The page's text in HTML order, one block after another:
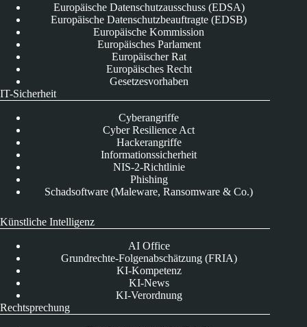
Europäische Datenschutzausschuss (EDSA)
Europäische Datenschutzbeauftragte (EDSB)
Europäische Kommission
Europäisches Parlament
Europäischer Rat
Europäisches Recht
Gesetzesvorhaben
IT-Sicherheit
Cyberangriffe
Cyber Resilience Act
Hackerangriffe
Informationssicherheit
NIS-2-Richtlinie
Phishing
Schadsoftware (Maleware, Ransomware & Co.)
Künstliche Intelligenz
AI Office
Grundrechte-Folgenabschätzung (FRIA)
KI-Kompetenz
KI-News
KI-Verordnung
Rechtsprechung